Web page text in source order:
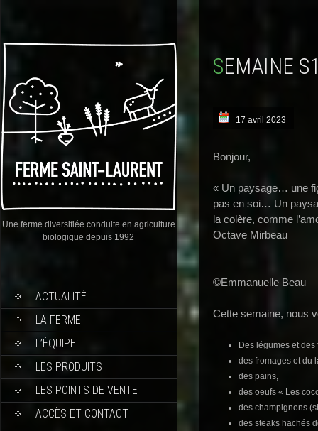
Une ferme diversifiée conduite en agriculture
biologique depuis 1992
ACTUALITÉ
LA FERME
L’ÉQUIPE
LES PRODUITS
LES POINTS DE VENTE
ACCÈS ET CONTACT
SEMAINE
17 avril 2023
Bonjour,
« Un paysage… une
pas en soi… Un
la colère, comme
Octave Mirbeau
©Emmanuelle Beau
Cette semaine, nous
Des légumes et des
des fromages et du
des pains,
des oeufs « Les
des champignons
des steaks hachés